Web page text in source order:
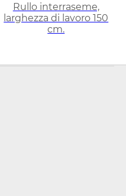
Rullo interraseme,
larghezza di lavoro 150
cm.